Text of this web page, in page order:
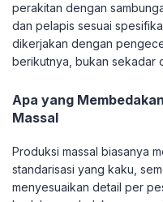
perakitan dengan
dan pelapis sesuai
dikerjakan dengan
berikutnya, bukan sekadar
Apa yang
Massal
Produksi massal biasanya
standarisasi yang kaku,
menyesuaikan detail per